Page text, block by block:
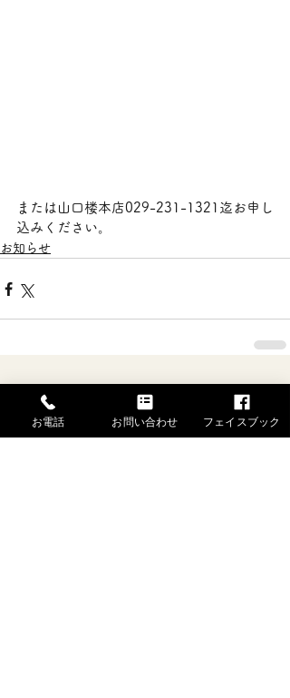
または山口楼本店029-231-1321迄お申し
込みください。
お知らせ
最新記事 すべて表示
お電話 お問い合わせ フェイスブック